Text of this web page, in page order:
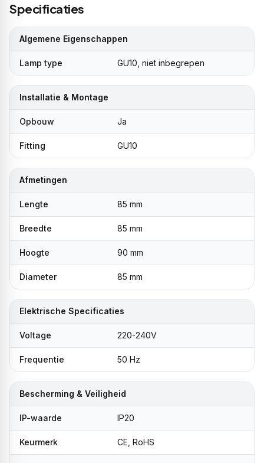
Specificaties
Algemene Eigenschappen
Lamp type GU10, niet inbegrepen
Installatie & Montage
Opbouw Ja
Fitting GU10
Afmetingen
Lengte 85 mm
Breedte 85 mm
Hoogte 90 mm
Diameter 85 mm
Elektrische Specificaties
Voltage 220-240V
Frequentie 50 Hz
Bescherming & Veiligheid
IP-waarde IP20
Keurmerk CE, RoHS